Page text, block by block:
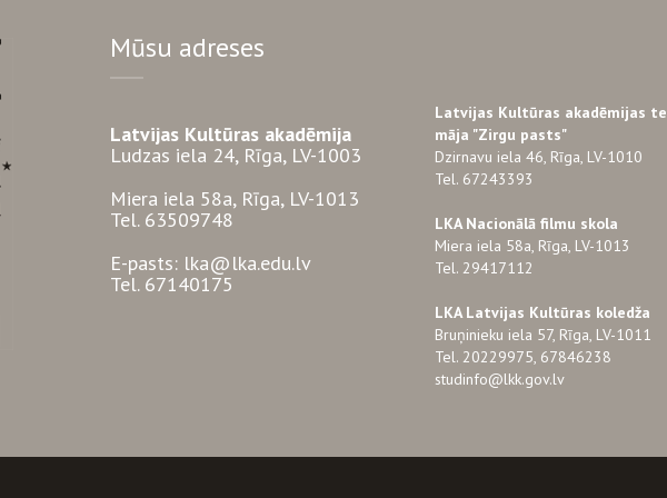
Mūsu adreses
Latvijas Kultūras akadēmija
Ludzas iela 24, Rīga, LV-1003
Miera iela 58a, Rīga, LV-1013
Tel. 63509748
E-pasts: lka@lka.edu.lv
Tel. 67140175
Latvijas Kultūras akadēmijas
māja "Zirgu pasts"
Dzirnavu iela 46, Rīga, LV-1010
Tel. 67243393
LKA Nacionālā filmu skola
Miera iela 58a, Rīga, LV-1013
Tel. 29417112
LKA Latvijas Kultūras koledža
Bruņinieku iela 57, Rīga, LV-1011
Tel. 20229975, 67846238
studinfo@lkk.gov.lv